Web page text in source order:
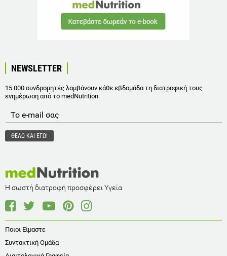
NEWSLETTER
15.000 συνδρομητές λαμβάνουν κάθε εβδομάδα τη διατροφική τους
ενημέρωση από το medNutrition.
Η σωστή διατροφή προσφέρει Υγεία
Ποιοι Είμαστε
Συντακτική Ομάδα